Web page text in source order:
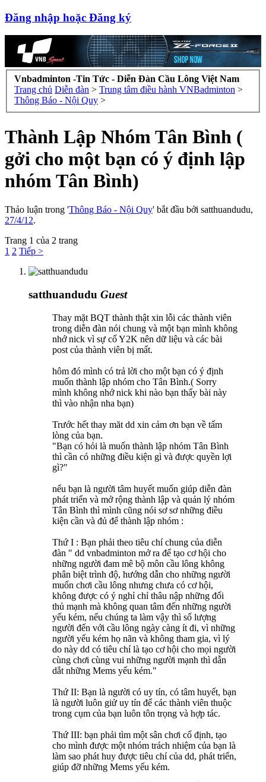
Đăng nhập hoặc Đăng ký
Vnbadminton -Tin Tức - Diễn Đàn Cầu Lông Việt Nam
Trang chủ Diễn đàn > Trung tâm điều hành VNBadminton >
Thông Báo - Nội Quy >
Thành Lập Nhóm Tân Bình (
gởi cho một bạn có ý định lập
nhóm Tân Bình)
Thảo luận trong 'Thông Báo - Nội Quy' bắt đầu bởi satthuandudu,
27/4/12.
Trang 1 của 2 trang
1 2 Tiếp >
satthuandudu Guest
Thay mặt BQT thành thật xin lỗi các thành viên
trong diễn đàn nói chung và một bạn mình không
nhớ nick vì sự cố Y2K nên dữ liệu và các bài
post của thành viên bị mất.
hôm đó mình có trả lời cho một bạn có ý định
muốn thành lập nhóm cho Tân Bình.( Sorry
mình không nhớ nick khi nào bạn thấy bài này
thì vào nhận nha bạn)
Trước hết thay măt dd xin cảm ơn bạn về tấm
lòng của bạn.
"Bạn có hỏi là muốn thành lập nhóm Tân Bình
thì cần có những điều kiện gì và được quyền lợi
gì?"
nếu bạn là người tâm huyết muốn giúp diễn đàn
phát triển và mở rộng thành lập và quản lý nhóm
Tân Bình thì mình cũng nói sơ sơ những điều
kiện cần và đủ để thành lập nhóm :
Thứ I : Bạn phải theo tiêu chí chung của diễn
đàn " dd vnbadminton mở ra để tạo cơ hội cho
những người đam mê bộ môn cầu lông không
phân biệt trình độ, hướng dẫn cho những người
muốn chơi cầu lông nhưng chưa có cơ hội,
không được có ý nghỉ chỉ thâu nập những đối
thủ mạnh mà không quan tâm đến những người
yếu kém, nếu chúng ta làm vậy thì số lượng
người đến với cầu lông ngày càng ít đi, vì những
người yếu kém họ nãn và không tham gia, vì lý
do này dd có tiêu chí là tạo cơ hội cho mọi người
cùng chơi cùng vui những người mạnh thì dẫn
dắt những Mems yếu kém."
Thứ II: Bạn là người có uy tín, có tâm huyết, bạn
là người luôn giử uy tín để các thành viên thuộc
trong cụm của bạn luôn tôn trọng và hợp tác.
Thứ III: bạn phải tìm một sân chơi cố định, tạo
cho mình được một nhóm trách nhiệm của bạn là
làm sao phát huy được tiêu chí của dd, phát triển,
giúp đỡ những Mems yếu kém.